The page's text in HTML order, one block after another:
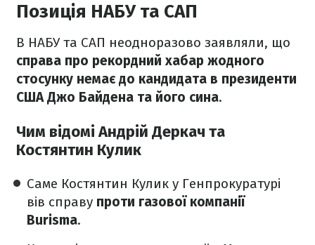
Позиція НАБУ та САП
В НАБУ та САП неодноразово заявляли, що
справа про рекордний хабар жодного
стосунку немає до кандидата в президенти
США Джо Байдена та його сина.
Чим відомі Андрій Деркач та
Костянтин Кулик
Саме Костянтин Кулик у Генпрокуратурі
вів справу проти газової компанії
Burisma.